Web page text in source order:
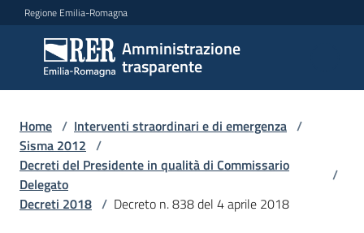
Vai al contenuto
Vai alla navigazione
Vai al footer
Regione Emilia-Romagna
Amministrazione
trasparente
Amministrazione
trasparente
Sottosezioni
Accesso
Home / Interventi straordinari e di emergenza /
Sisma 2012 /
Decreti del Presidente in qualità di Commissario
Delegato
/
Decreti 2018 / Decreto n. 838 del 4 aprile 2018